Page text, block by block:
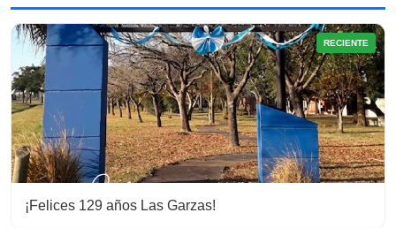
RECIENTE
¡Felices 129 años Las Garzas!